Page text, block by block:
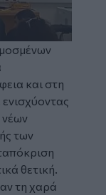
και στη
νέων
των
θετική.
τη χαρά